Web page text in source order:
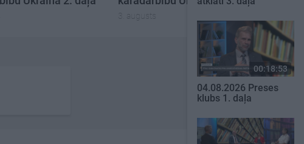
3. augusts
00:18:53
04.08.2026 Preses
klubs 1. daļa